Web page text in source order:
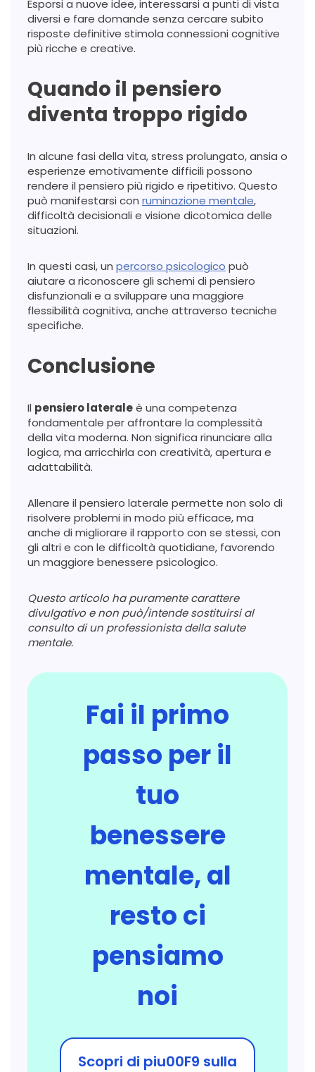
Esporsi a nuove idee, interessarsi a punti di vista
diversi e fare domande senza cercare subito
risposte definitive stimola connessioni cognitive
più ricche e creative.
Quando il pensiero
diventa troppo rigido
In alcune fasi della vita, stress prolungato, ansia o
esperienze emotivamente difficili possono
rendere il pensiero più rigido e ripetitivo. Questo
può manifestarsi con ruminazione mentale,
difficoltà decisionali e visione dicotomica delle
situazioni.
In questi casi, un percorso psicologico può
aiutare a riconoscere gli schemi di pensiero
disfunzionali e a sviluppare una maggiore
flessibilità cognitiva, anche attraverso tecniche
specifiche.
Conclusione
Il pensiero lateraleè una competenza
fondamentale per affrontare la complessità
della vita moderna. Non significa rinunciare alla
logica, ma arricchirla con creatività, apertura e
adattabilità.
Allenare il pensiero laterale permette non solo di
risolvere problemi in modo più efficace, ma
anche di migliorare il rapporto con se stessi, con
gli altri e con le difficoltà quotidiane, favorendo
un maggiore benessere psicologico.
Questo articolo ha puramente carattere
divulgativo e non può/intende sostituirsi al
consulto di un professionista della salute
mentale.
Fai il primo
passo per il
tuo
benessere
mentale, al
resto ci
pensiamo
noi
Scopri di piu00F9 sulla